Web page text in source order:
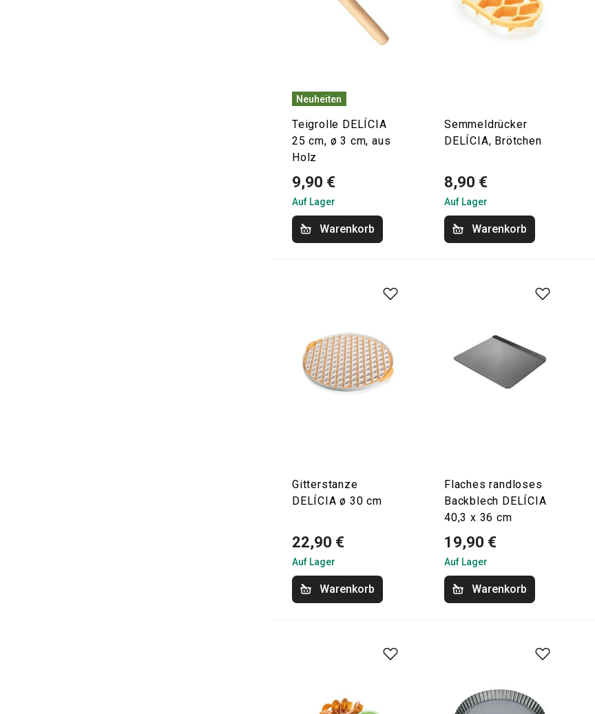
Neuheiten
Teigrolle DELÍCIA
25 cm, ø 3 cm, aus
Holz
9,90 €
Auf Lager
Warenkorb
Semmeldrücker
DELÍCIA, Brötchen
8,90 €
Auf Lager
Warenkorb
Gitterstanze
DELÍCIA ø 30 cm
22,90 €
Auf Lager
Warenkorb
Flaches randloses
Backblech DELÍCIA
40,3 x 36 cm
19,90 €
Auf Lager
Warenkorb